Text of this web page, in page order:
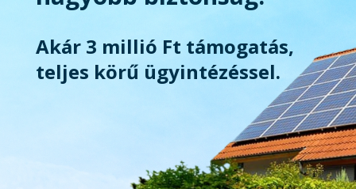
Akár 3 millió Ft támogatás,
teljes körű ügyintézéssel.